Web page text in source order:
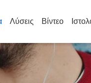
Λύσεις Βίντεο